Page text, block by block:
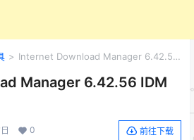
> Internet Download Manager 6.42.56
Manager 6.42.56 IDM
0 前往下载